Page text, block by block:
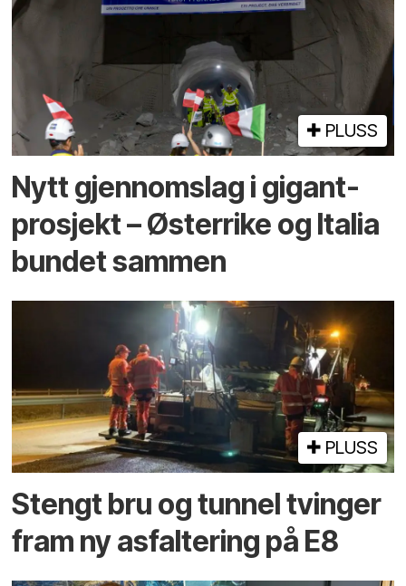
PLUSS
Nytt gjennomslag i gigant­
prosjekt – Østerrike og Italia
bundet sammen
PLUSS
Stengt bru og tunnel tvinger
fram ny asfaltering på E8